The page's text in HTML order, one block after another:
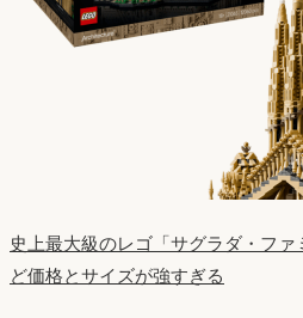
史上最大級のレゴ「サグラダ・フ
ど価格とサイズが強すぎる